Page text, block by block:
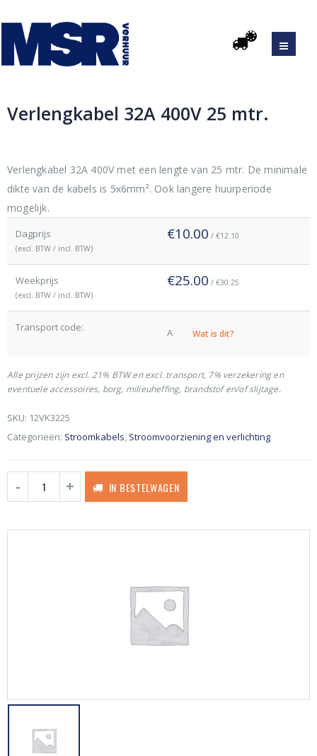
Verlengkabel 32A 400V 25 mtr.
was:
€25.00.
is:
€10.00.
Verlengkabel 32A 400V met een lengte van 25 mtr. De minimale
dikte van de kabels is 5x6mm². Ook langere huurperiode
mogelijk.
Dagprijs
(excl. BTW / incl. BTW)
€10.00 / €12.10
Weekprijs
(excl. BTW / incl. BTW)
€25.00 / €30.25
Transport code: A Wat is dit?
Alle prijzen zijn excl. 21% BTW en excl. transport, 7% verzekering en
eventuele accessoires, borg, milieuheffing, brandstof en/of slijtage.
SKU: 12VK3225
Categorieën: Stroomkabels Stroomvoorziening en verlichting
IN BESTELWAGEN